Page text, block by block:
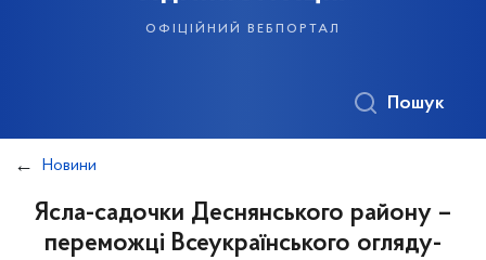
офіційний вебпортал
Пошук
Новини
Ясла-садочки Деснянського району –
переможці Всеукраїнського огляду-